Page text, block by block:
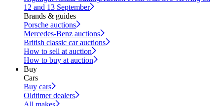
12 and 13 September
Brands & guides
Porsche auctions
Mercedes-Benz auctions
British classic car auctions
How to sell at auction
How to buy at auction
Buy
Cars
Buy cars
Oldtimer dealers
All makes